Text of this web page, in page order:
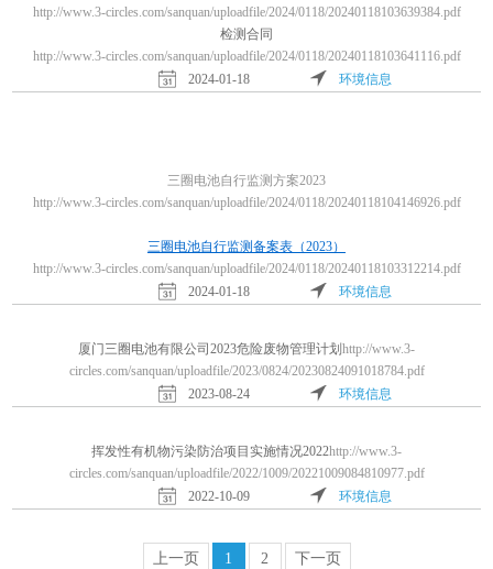
http://www.3-circles.com/sanquan/uploadfile/2024/0118/20240118103639384.pdf
检测合同
http://www.3-circles.com/sanquan/uploadfile/2024/0118/20240118103641116.pdf
2024-01-18
环境信息
三圈电池自行监测方案2023
http://www.3-circles.com/sanquan/uploadfile/2024/0118/20240118104146926.pdf
三圈电池自行监测备案表（2023）
http://www.3-circles.com/sanquan/uploadfile/2024/0118/20240118103312214.pdf
2024-01-18
环境信息
厦门三圈电池有限公司2023危险废物管理计划 http://www.3-
circles.com/sanquan/uploadfile/2023/0824/20230824091018784.pdf
2023-08-24
环境信息
挥发性有机物污染防治项目实施情况2022http://www.3-
circles.com/sanquan/uploadfile/2022/1009/20221009084810977.pdf
2022-10-09
环境信息
上一页 1 2 下一页